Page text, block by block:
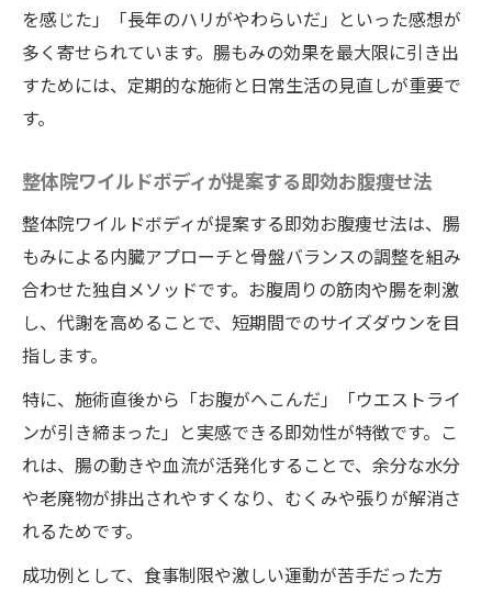
プローチ
整体院ワイルドボディで叶う美しいお腹ラ
整体院ワイルドボディが提唱する健康美の
秘訣
骨盤内部から始める自然なボディメイク
腸もみ施術で得る理想的な体ラインとは
整体院ワイルドボディを通じて腸内環境から健
康を目指す
腸内環境を整える整体院ワイルドボディの
施術
腸もみで健康美を目指す新常識とは
整体院ワイルドボディで体の内側から変わ
る理由
骨盤内部まで届く腸もみの健康効果
を感じた」「長年のハリがやわらいだ」といった感想が
多く寄せられています。腸もみの効果を最大限に引き出
すためには、定期的な施術と日常生活の見直しが重要で
す。
整体院ワイルドボディが提案する即効お腹痩せ法
整体院ワイルドボディが提案する即効お腹痩せ法は、腸
もみによる内臓アプローチと骨盤バランスの調整を組み
合わせた独自メソッドです。お腹周りの筋肉や腸を刺激
し、代謝を高めることで、短期間でのサイズダウンを目
指します。
特に、施術直後から「お腹がへこんだ」「ウエストライ
ンが引き締まった」と実感できる即効性が特徴です。こ
れは、腸の動きや血流が活発化することで、余分な水分
や老廃物が排出されやすくなり、むくみや張りが解消さ
れるためです。
成功例として、食事制限や激しい運動が苦手だった方